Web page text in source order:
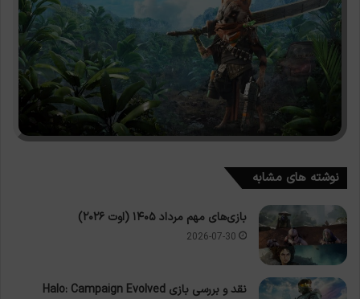
نوشته های مشابه
بازی‌های مهم مرداد ۱۴۰۵ (اوت ۲۰۲۶)
2026-07-30
نقد و بررسی بازی Halo: Campaign Evolved